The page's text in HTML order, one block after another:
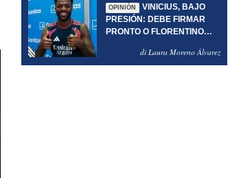
OPINIÓN
VINICIUS, BAJO
PRESIÓN: DEBE FIRMAR
PRONTO O FLORENTINO
di Laura Moreno Álvarez